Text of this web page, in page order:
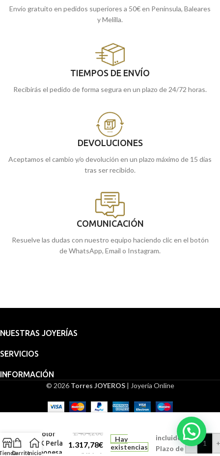
Envío gratuito en pedidos superiores a 50€ en Península, Baleares
y Melilla.
TIEMPOS DE ENVÍO
Recibirás el pedido de forma segura en un plazo de 24/72 horas.
DEVOLUCIONES
Aceptamos el cambio y/o devolución en un plazo máximo de 15 días
tras ser recibido.
COMUNICACIÓN
Resuelve las dudas con nuestro equipo haciendo clic en el botón
de WhatsApp, Email o Instagram.
NUESTRAS JOYERÍAS
SERVICIOS
INFORMACIÓN
© 2026 Torres JOYEROS| Joyería Online
CarritoInicio
Pendientes
Bicolor
18K Perla
Japonesa
1.464,20€
1.317,78€
Hay
existencias
Embalaje
incluido.
Plazo de
- +